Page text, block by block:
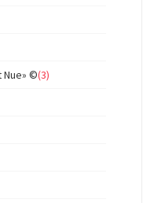
Nue» ©(3)